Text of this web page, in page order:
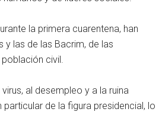
la primera cuarentena, han
las de las Bacrim, de las
civil.
al desempleo y a la ruina
de la figura presidencial, lo